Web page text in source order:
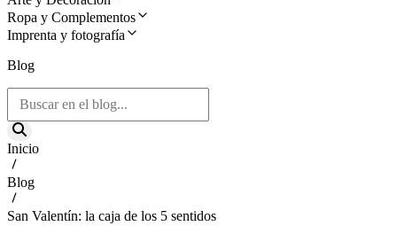
Ropa y Complementos
Imprenta y fotografía
Blog
Inicio
Blog
San Valentín: la caja de los 5 sentidos